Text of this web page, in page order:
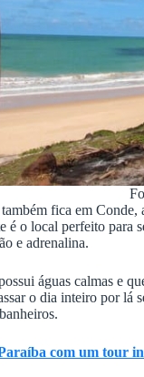
fica em Conde,
é o local perfeito para
e adrenalina.
águas calmas e
o dia inteiro por lá
com um tour